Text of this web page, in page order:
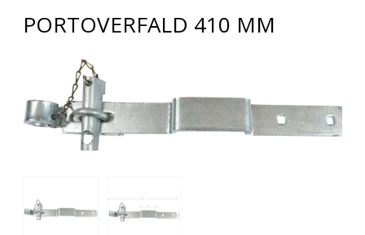
PORTOVERFALD 410 MM